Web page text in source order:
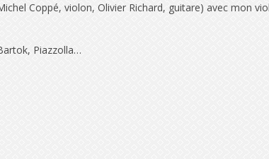
Coppé, violon, Olivier Richard, guitare) avec mon
Piazzolla…